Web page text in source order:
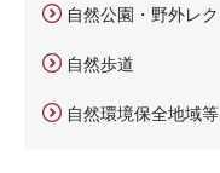
自然公園・野外レク
自然歩道
自然環境保全地域等